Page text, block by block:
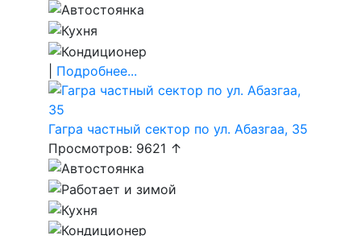
Подробнее...
Гагра частный сектор по ул. Абазгаа, 35
Просмотров: 9621 ↑